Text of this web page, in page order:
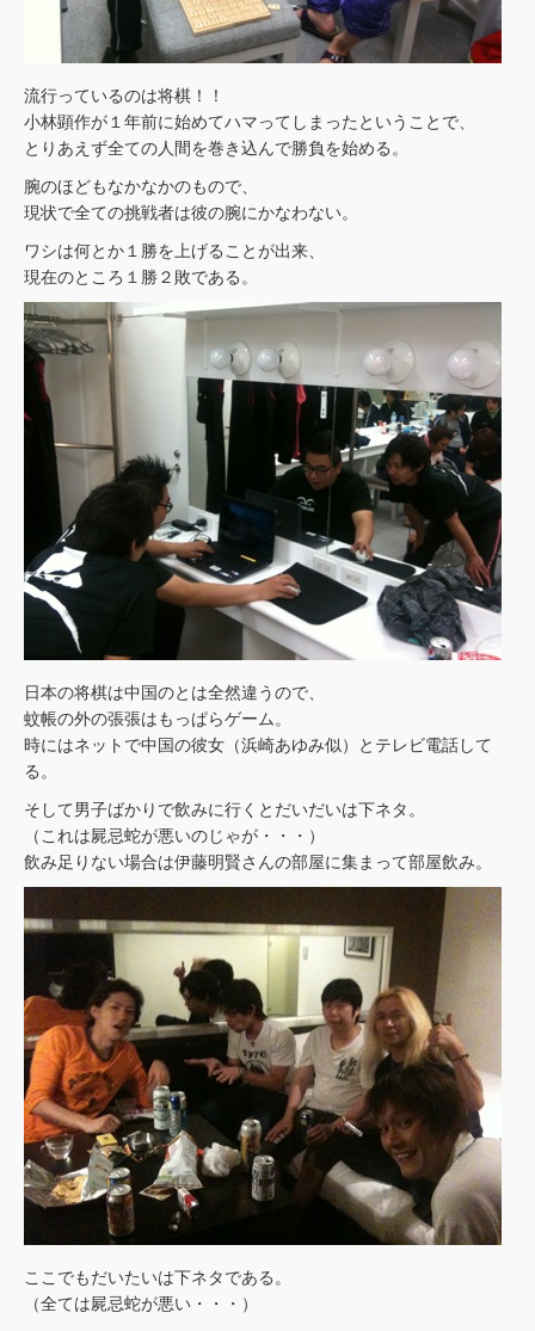
流行っているのは将棋！！
小林顕作が１年前に始めてハマってしまったということで、
とりあえず全ての人間を巻き込んで勝負を始める。
腕のほどもなかなかのもので、
現状で全ての挑戦者は彼の腕にかなわない。
ワシは何とか１勝を上げることが出来、
現在のところ１勝２敗である。
日本の将棋は中国のとは全然違うので、
蚊帳の外の張張はもっぱらゲーム。
時にはネットで中国の彼女（浜崎あゆみ似）とテレビ電話して
る。
そして男子ばかりで飲みに行くとだいだいは下ネタ。
（これは屍忌蛇が悪いのじゃが・・・）
飲み足りない場合は伊藤明賢さんの部屋に集まって部屋飲み。
ここでもだいたいは下ネタである。
（全ては屍忌蛇が悪い・・・）